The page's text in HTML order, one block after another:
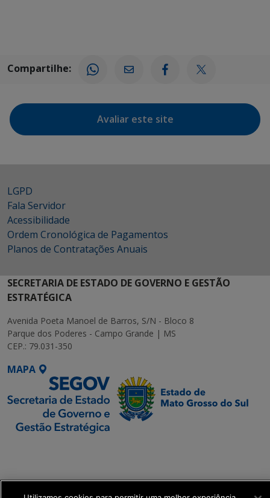
Compartilhe:
Avaliar este site
LGPD
Fala Servidor
Acessibilidade
Ordem Cronológica de Pagamentos
Planos de Contratações Anuais
SECRETARIA DE ESTADO DE GOVERNO E GESTÃO
ESTRATÉGICA
Avenida Poeta Manoel de Barros, S/N - Bloco 8
Parque dos Poderes - Campo Grande | MS
CEP.: 79.031-350
MAPA
Transformação Digital